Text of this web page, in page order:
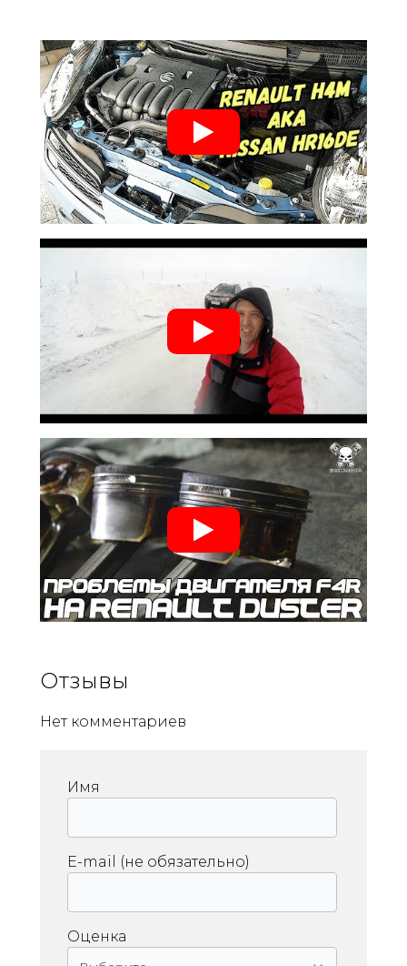
Отзывы
Нет комментариев
Имя
E-mail (не обязательно)
Оценка